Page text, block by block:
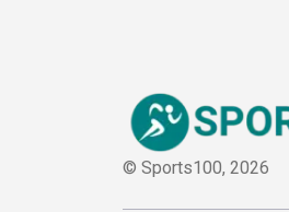
© Sports100, 2026